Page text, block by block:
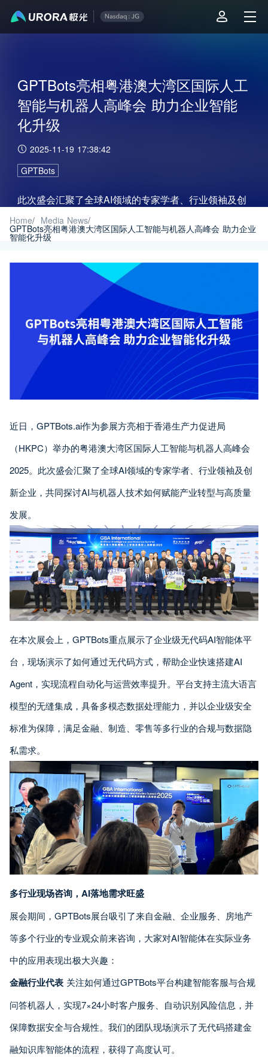
GPTBots亮相粤港澳大湾区国际人工
智能与机器人高峰会 助力企业智能
化升级
2025-11-19 17:38:42
GPTBots
此次盛会汇聚了全球AI领域的专家学者、行业领袖及创
新企业，共同探讨AI与机器人技术如何赋能产业转型与
高质量发展。
Home/ Media News/
GPTBots亮相粤港澳大湾区国际人工智能与机器人高峰会 助力企业
智能化升级
近日，GPTBots.ai作为参展方亮相于香港生产力促进局
（HKPC）举办的粤港澳大湾区国际人工智能与机器人高峰会
2025。此次盛会汇聚了全球AI领域的专家学者、行业领袖及创
新企业，共同探讨AI与机器人技术如何赋能产业转型与高质量
发展。
在本次展会上，GPTBots重点展示了企业级无代码AI智能体平
台，现场演示了如何通过无代码方式，帮助企业快速搭建AI
Agent，实现流程自动化与运营效率提升。平台支持主流大语言
模型的无缝集成，具备多模态数据处理能力，并以企业级安全
标准为保障，满足金融、制造、零售等多行业的合规与数据隐
私需求。
多行业现场咨询，AI落地需求旺盛
展会期间，GPTBots展台吸引了来自金融、企业服务、房地产
等多个行业的专业观众前来咨询，大家对AI智能体在实际业务
中的应用表现出极大兴趣：
金融行业代表 关注如何通过GPTBots平台构建智能客服与合规
问答机器人，实现7×24小时客户服务、自动识别风险信息，并
保障数据安全与合规性。我们的团队现场演示了无代码搭建金
融知识库智能体的流程，获得了高度认可。